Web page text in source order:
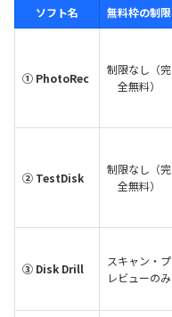
ソフト名 無料枠の制限
① PhotoRec
制限なし（完
全無料）
② TestDisk
制限なし（完
全無料）
③ Disk Drill
スキャン・プ
レビューのみ